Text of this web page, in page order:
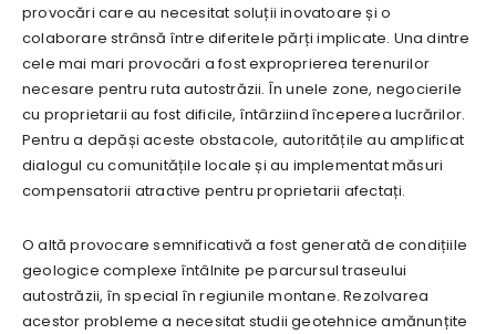
provocări care au necesitat soluții inovatoare și o
colaborare strânsă între diferitele părți implicate. Una dintre
cele mai mari provocări a fost exproprierea terenurilor
necesare pentru ruta autostrăzii. În unele zone, negocierile
cu proprietarii au fost dificile, întârziind începerea lucrărilor.
Pentru a depăși aceste obstacole, autoritățile au amplificat
dialogul cu comunitățile locale și au implementat măsuri
compensatorii atractive pentru proprietarii afectați.
O altă provocare semnificativă a fost generată de condițiile
geologice complexe întâlnite pe parcursul traseului
autostrăzii, în special în regiunile montane. Rezolvarea
acestor probleme a necesitat studii geotehnice amănunțite